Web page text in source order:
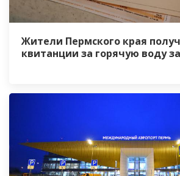
Жители Пермского края
квитанции за горячую воду